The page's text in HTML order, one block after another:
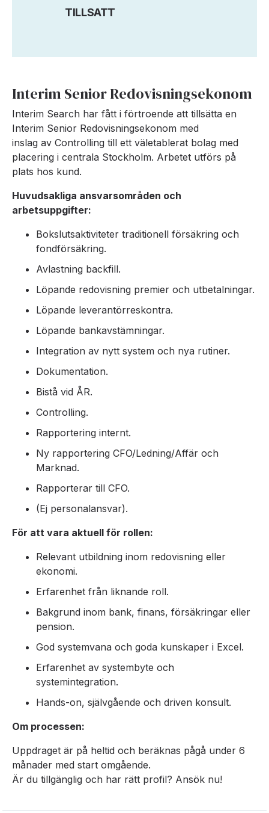
TILLSATT
Interim Senior Redovisningsekonom
Interim Search har fått i förtroende att tillsätta en
Interim Senior Redovisningsekonom med
inslag av Controlling till ett väletablerat bolag med
placering i centrala Stockholm. Arbetet utförs på
plats hos kund.
Huvudsakliga ansvarsområden och
arbetsuppgifter:
Bokslutsaktiviteter traditionell försäkring och
fondförsäkring.
Avlastning backfill.
Löpande redovisning premier och utbetalningar.
Löpande leverantörreskontra.
Löpande bankavstämningar.
Integration av nytt system och nya rutiner.
Dokumentation.
Bistå vid ÅR.
Controlling.
Rapportering internt.
Ny rapportering CFO/Ledning/Affär och
Marknad.
Rapporterar till CFO.
(Ej personalansvar).
För att vara aktuell för rollen:
Relevant utbildning inom redovisning eller
ekonomi.
Erfarenhet från liknande roll.
Bakgrund inom bank, finans, försäkringar eller
pension.
God systemvana och goda kunskaper i Excel.
Erfarenhet av systembyte och
systemintegration.
Hands-on, självgående och driven konsult.
Om processen:
Uppdraget är på heltid och beräknas pågå under 6
månader med start omgående.
Är du tillgänglig och har rätt profil? Ansök nu!